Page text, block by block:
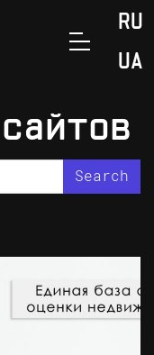
RU
UA